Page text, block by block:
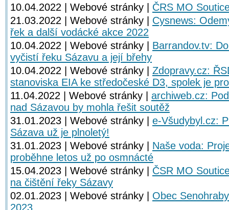
10.04.2022 | Webové stránky | ČRS MO
21.03.2022 | Webové stránky | Cysnews:
řek a další vodácké akce 2022
10.04.2022 | Webové stránky | Barrandov.tv:
vyčistí řeku Sázavu a její břehy
10.04.2022 | Webové stránky | Zdopravy.cz:
stanoviska EIA ke středočeské D3, spolek je
11.04.2022 | Webové stránky | archiweb.cz:
nad Sázavou by mohla řešit soutěž
31.01.2023 | Webové stránky | e-Všudybyl.cz:
Sázava už je plnoletý!
31.01.2023 | Webové stránky | Naše voda:
proběhne letos už po osmnácté
15.04.2023 | Webové stránky | ČSR MO
na čištění řeky Sázavy
02.01.2023 | Webové stránky | Obec
2023